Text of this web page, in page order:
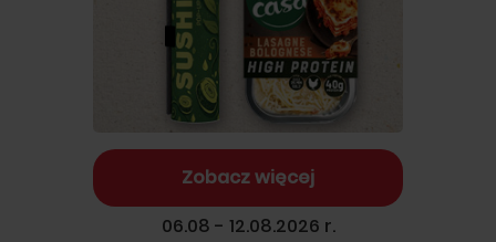
Zobacz więcej
06.08 - 12.08.2026 r.